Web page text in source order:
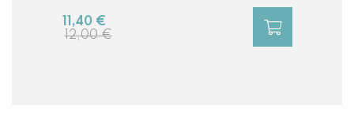
12,00 €
11,40 €